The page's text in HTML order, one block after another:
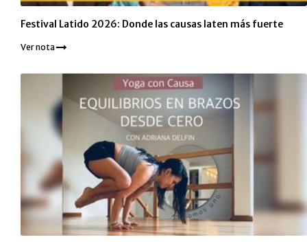
Festival Latido 2026: Donde las causas laten más fuerte
Ver nota